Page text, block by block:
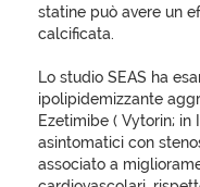
statine può avere un
calcificata.
Lo studio SEAS ha
ipolipidemizzante
Ezetimibe ( Vytorin; in
asintomatici con
associato a